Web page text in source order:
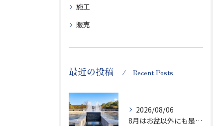
施工
販売
最近の投稿 Recent Posts
2026/08/06
8月はお盆以外にも是非ご供養の気持ちを！